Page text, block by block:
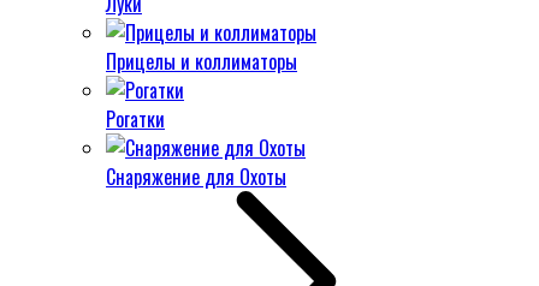
Прицелы и коллиматоры
Рогатки
Снаряжение для Охоты